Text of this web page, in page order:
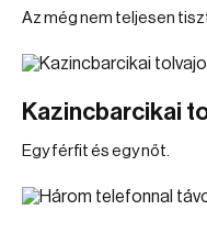
Az még nem teljesen
Kazincbarcikai
Egy férfit és egy nőt.